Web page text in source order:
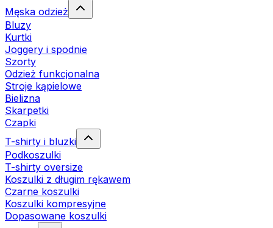
Męska odzież
Bluzy
Kurtki
Joggery i spodnie
Szorty
Odzież funkcjonalna
Stroje kąpielowe
Bielizna
Skarpetki
Czapki
T-shirty i bluzki
Podkoszulki
T-shirty oversize
Koszulki z długim rękawem
Czarne koszulki
Koszulki kompresyjne
Dopasowane koszulki